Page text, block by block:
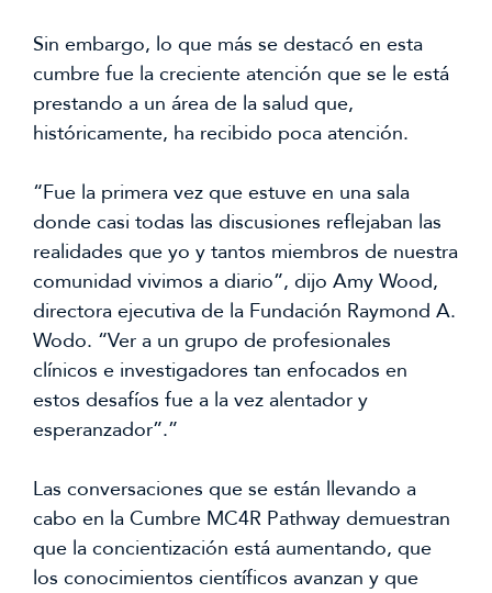
Sin embargo, lo que más se destacó en esta
cumbre fue la creciente atención que se le está
prestando a un área de la salud que,
históricamente, ha recibido poca atención.
“Fue la primera vez que estuve en una sala
donde casi todas las discusiones reflejaban las
realidades que yo y tantos miembros de nuestra
comunidad vivimos a diario”, dijo Amy Wood,
directora ejecutiva de la Fundación Raymond A.
Wodo. “Ver a un grupo de profesionales
clínicos e investigadores tan enfocados en
estos desafíos fue a la vez alentador y
esperanzador”.”
Las conversaciones que se están llevando a
cabo en la Cumbre MC4R Pathway demuestran
que la concientización está aumentando, que
los conocimientos científicos avanzan y que